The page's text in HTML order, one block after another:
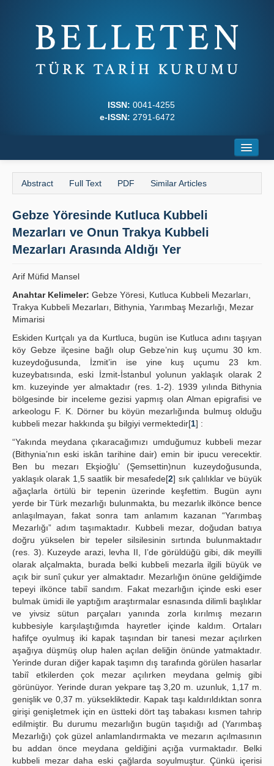
ISSN: 0041-4255
e-ISSN: 2791-6472
About
Journal Boards
Publication Policies
Guidelines
Contact Us
Abstract Full Text PDF Similar Articles
Gebze Yöresinde Kutluca Kubbeli
Mezarları ve Onun Trakya Kubbeli
Mezarları Arasında Aldığı Yer
Arif Müfid Mansel
Anahtar Kelimeler: Gebze Yöresi, Kutluca Kubbeli Mezarları,
Trakya Kubbeli Mezarları, Bithynia, Yarımbaş Mezarlığı, Mezar
Mimarisi
Eskiden Kurtçalı ya da Kurtluca, bugün ise Kutluca adını taşıyan
köy Gebze ilçesine bağlı olup Gebze’nin kuş uçumu 30 km.
kuzeydoğusunda, İzmit’in ise yine kuş uçumu 23 km.
kuzeybatısında, eski İzmit-İstanbul yolunun yaklaşık olarak 2
km. kuzeyinde yer almaktadır (res. 1-2). 1939 yılında Bithynia
bölgesinde bir inceleme gezisi yapmış olan Alman epigrafisi ve
arkeologu F. K. Dörner bu köyün mezarlığında bulmuş olduğu
kubbeli mezar hakkında şu bilgiyi vermektedir[1] :
“Yakında meydana çıkaracağımızı umduğumuz kubbeli mezar
(Bithynia’nın eski iskân tarihine dair) emin bir ipucu verecektir.
Ben bu mezarı Ekşioğlu’ (Şemsettin)nun kuzeydoğusunda,
yaklaşık olarak 1,5 saatlik bir mesafede[2] sık çalılıklar ve büyük
ağaçlarla örtülü bir tepenin üzerinde keşfettim. Bugün aynı
yerde bir Türk mezarlığı bulunmakta, bu mezarlık ilkönce bence
anlaşılmayan, fakat sonra tam anlamım kazanan “Yarımbaş
Mezarlığı” adım taşımaktadır. Kubbeli mezar, doğudan batıya
doğru yükselen bir tepeler silsilesinin sırtında bulunmaktadır
(res. 3). Kuzeyde arazi, levha II, I’de görüldüğü gibi, dik meyilli
olarak alçalmakta, burada belki kubbeli mezarla ilgili büyük ve
açık bir sunî çukur yer almaktadır. Mezarlığın önüne geldiğimde
tepeyi ilkönce tabiî sandım. Fakat mezarlığın içinde eski eser
bulmak ümidi ile yaptığım araştırmalar esnasında dilimli başlıklar
ve yivsiz sütun parçaları yanında zorla kırılmış mezarın
kubbesiyle karşılaştığımda hayretler içinde kaldım. Ortaları
hafifçe oyulmuş iki kapak taşından bir tanesi mezar açılırken
aşağıya düşmüş olup halen açılan deliğin önünde yatmaktadır.
Yerinde duran diğer kapak taşımn dış tarafında görülen hasarlar
tabiî etkilerden çok mezar açılırken meydana gelmiş gibi
görünüyor. Yerinde duran yekpare taş 3,20 m. uzunluk, 1,17 m.
genişlik ve 0,37 m. yüksekliktedir. Kapak taşı kaldırıldıktan sonra
girişi genişletmek için en üstteki dört taş tabakası kısmen tahrip
edilmiştir. Bu durumu mezarlığın bugün taşıdığı ad (Yarımbaş
Mezarlığı) çok güzel anlamlandırmakta ve mezarın açılmasının
bu addan önce meydana geldiğini açığa vurmaktadır. Belki
kubbeli mezar daha eski çağlarda soyulmuştur. Çünkü içerisi